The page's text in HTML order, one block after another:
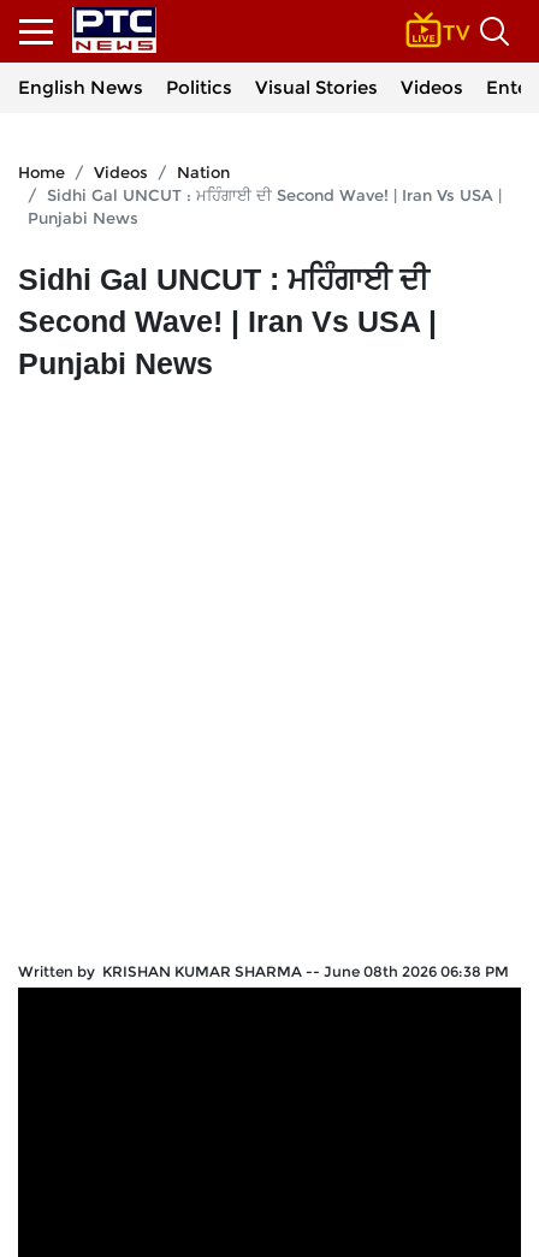
English News Politics Visual Stories Videos
Home Videos
Nation
Sidhi Gal UNCUT : ਮਹਿੰਗਾਈ ਦੀ Second Wave! | Iran Vs USA |
Punjabi News
Sidhi Gal UNCUT : ਮਹਿੰਗਾਈ ਦੀ
Second Wave! | Iran Vs USA |
Punjabi News
Written by KRISHAN KUMAR SHARMA -- June 08th 2026 06:38 PM